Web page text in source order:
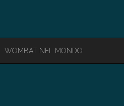
WOMBAT NEL MONDO